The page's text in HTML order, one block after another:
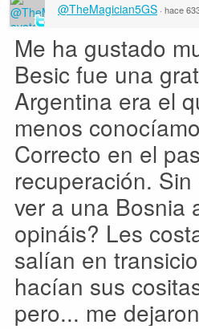
@TheMagician5GS · hace
Me ha gustado
Besic fue una
Argentina era el
menos
Correcto en el
recuperación.
ver a una Bosnia
opináis? Les
salían en
hacían sus
pero... me